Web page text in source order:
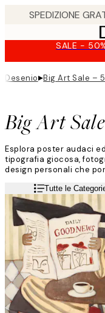
SALE -
Desenio▸Big Art Sale –
Big Art
Esplora poster audaci
tipografia giocosa,
design personali che
Tutte le